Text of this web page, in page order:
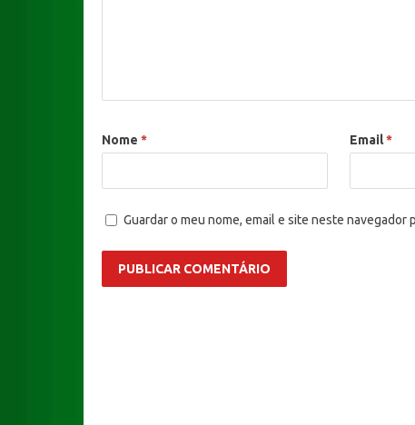
Nome * Email*
Guardar o meu nome, email e site neste navegador